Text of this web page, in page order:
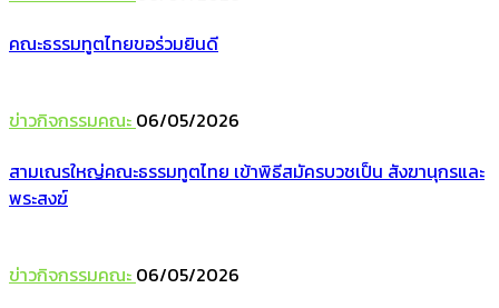
คณะธรรมทูตไทยขอร่วมยินดี
ข่าวกิจกรรมคณะ 06/05/2026
สามเณรใหญ่คณะธรรมทูตไทย เข้าพิธีสมัครบวชเป็น สังฆานุกรและ
พระสงฆ์
ข่าวกิจกรรมคณะ 06/05/2026